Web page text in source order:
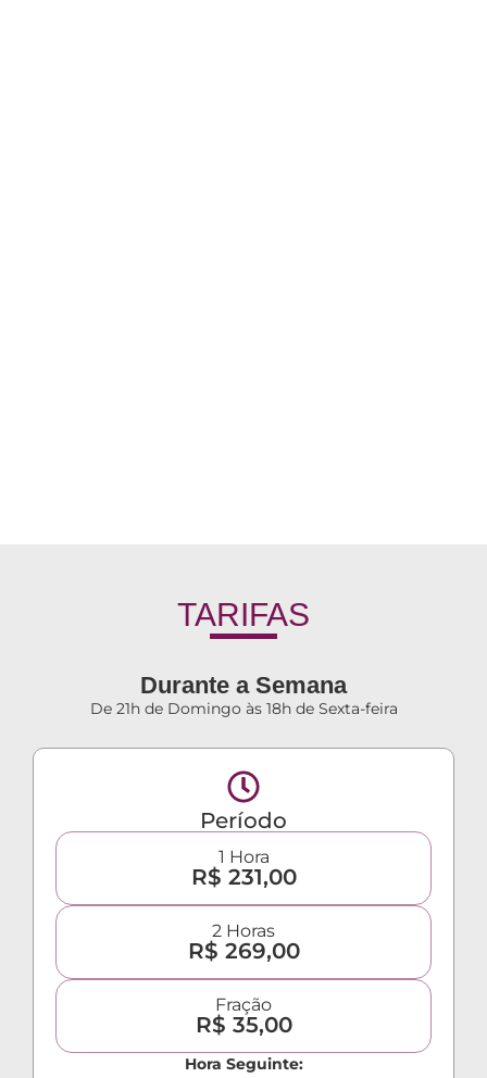
TARIFAS
Durante a Semana
De 21h de Domingo às 18h de Sexta-feira
Período
1 Hora
R$ 231,00
2 Horas
R$ 269,00
Fração
R$ 35,00
Hora Seguinte: